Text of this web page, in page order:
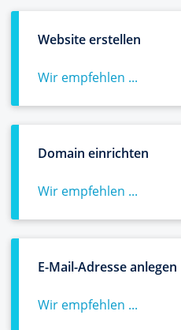
Website erstellen
Wir empfehlen ...
Domain einrichten
Wir empfehlen ...
E-Mail-Adresse anlegen
Wir empfehlen ...